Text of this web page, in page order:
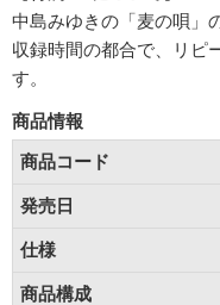
中島みゆきの「麦の唄」
収録時間の都合で、リピ
す。
商品情報
商品コード
発売日
仕様
商品構成